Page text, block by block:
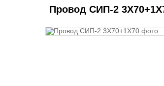
Сантехника
Рукава
Провод СИП-2